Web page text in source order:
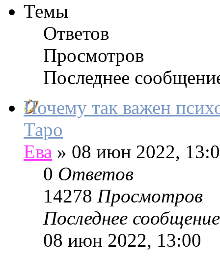
Темы
Ответов
Просмотров
Последнее
Почему так важен
Таро
Ева » 08 июн 2022,
0 Ответов
14278 Просмотров
Последнее сообщение
08 июн 2022, 13:00